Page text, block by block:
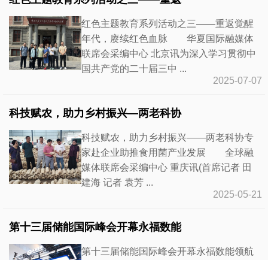
红色主题教育系列活动之三——重返觉醒
年代，赓续红色血脉 华夏国际融媒体
联席会采编中心 北京讯为深入学习贯彻中
国共产党的二十届三中 ...
2025-07-07
科技赋农，助力乡村振兴—两老科协
科技赋农，助力乡村振兴——两老科协专
家赴企业助推食用菌产业发展 全球融
媒体联席会采编中心 重庆讯(首席记者 田
建海 记者 袁芳 ...
2025-05-21
第十三届储能国际峰会开幕永福数能
第十三届储能国际峰会开幕永福数能领航